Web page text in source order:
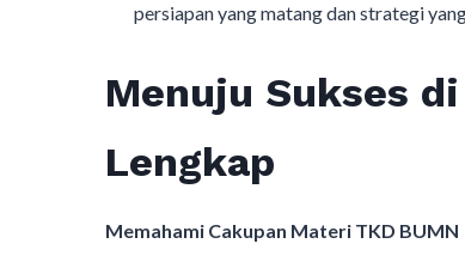
persiapan yang matang dan strategi
Menuju Sukses di
Lengkap
Memahami Cakupan Materi TKD BUMN